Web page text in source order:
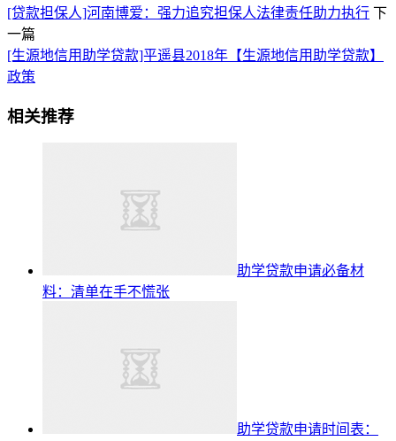
[贷款担保人]河南博爱：强力追究担保人法律责任助力执行 下
一篇
[生源地信用助学贷款]平遥县2018年【生源地信用助学贷款】
政策
相关推荐
助学贷款申请必备材
料：清单在手不慌张
助学贷款申请时间表：